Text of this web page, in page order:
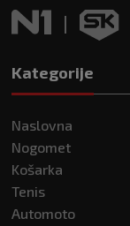
Kategorije
Naslovna
Nogomet
Košarka
Tenis
Automoto